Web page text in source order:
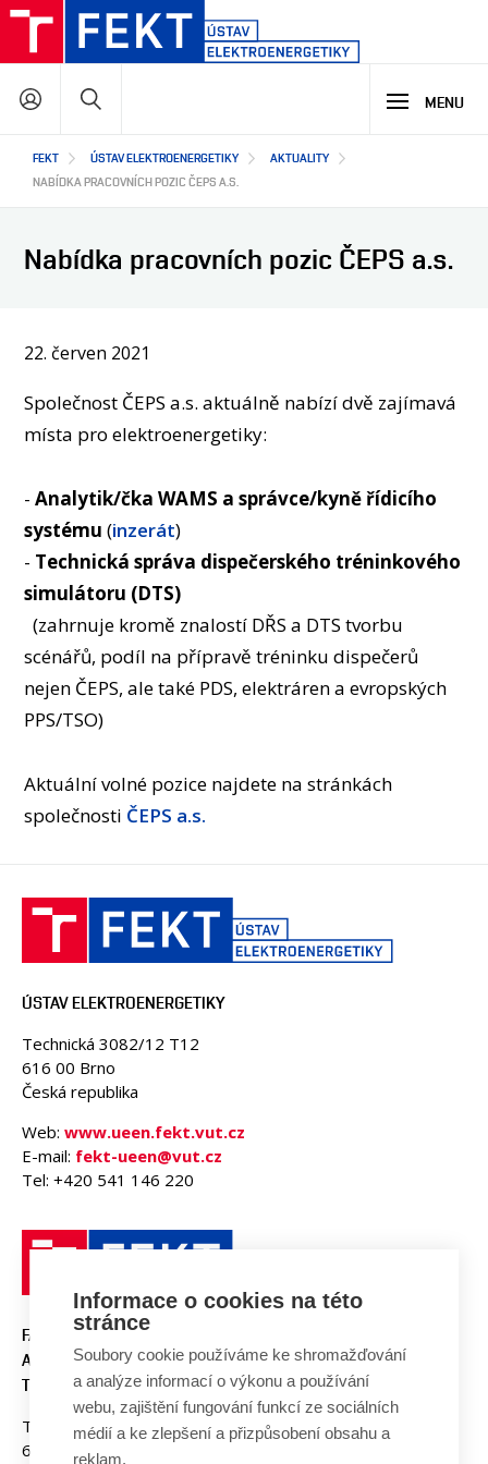
Přejít
hlavnímu
obsahu
Hlavní
navigace
STUDIUM
NABÍDKA STUDIJNÍCH PROGRAMŮ
VÝZKUMNÉ LABORATOŘE
JAK S NÁMI SPOLUPRACOVAT
OSOBY
LABORATOŘE
MÉDIA
KONFERENCE A SOUTĚŽE
KONTAKT
MENU
FEKT ÚSTAV ELEKTROENERGETIKY
AKTUALITY
NABÍDKA PRACOVNÍCH POZIC ČEPS A.S.
Nabídka pracovních pozic ČEPS a.s.
22. červen 2021
Společnost ČEPS a.s. aktuálně nabízí dvě zajímavá
místa pro elektroenergetiky:
- Analytik/čka WAMS a správce/kyně řídicího
systému (inzerát)
- Technická správa dispečerského tréninkového
simulátoru (DTS)
(zahrnuje kromě znalostí DŘS a DTS tvorbu
scénářů, podíl na přípravě tréninku dispečerů
nejen ČEPS, ale také PDS, elektráren a evropských
PPS/TSO)
Aktuální volné pozice najdete na stránkách
společnosti ČEPS a.s.
ÚSTAV ELEKTROENERGETIKY
Technická 3082/12 T12
616 00 Brno
Česká republika
Web: www.ueen.fekt.vut.cz
E-mail: fekt-ueen@vut.cz
Tel: +420 541 146 220
FAKULTA ELEKTROTECHNIKY
A KOMUNIKAČNÍCH
TECHNOLOGIÍ, VUT V BRNĚ
Technická 3058/10
616 00 Brno
Informace o cookies na této
stránce
Soubory cookie používáme ke shromažďování
a analýze informací o výkonu a používání
webu, zajištění fungování funkcí ze sociálních
médií a ke zlepšení a přizpůsobení obsahu a
reklam.